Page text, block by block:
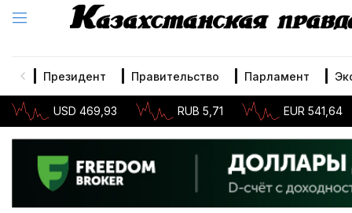
Президент Правительство Парламент
USD 469,93 RUB 5,71 EUR 541,64